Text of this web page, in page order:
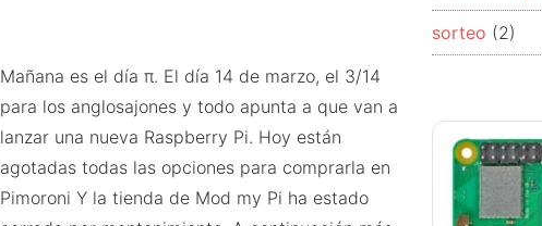
Mañana es el día π. El día 14 de marzo, el 3/14
para los anglosajones y todo apunta a que van a
lanzar una nueva Raspberry Pi. Hoy están
agotadas todas las opciones para comprarla en
Pimoroni Y la tienda de Mod my Pi ha estado
sorteo (2)